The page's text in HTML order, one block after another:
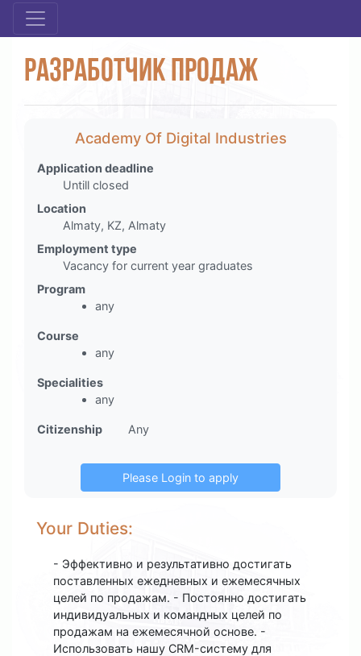
Разработчик продаж
Academy Of Digital Industries
Application deadline
Untill closed
Location
Almaty, KZ, Almaty
Employment type
Vacancy for current year graduates
Program
any
Course
any
Specialities
any
Citizenship Any
Your Duties:
- Эффективно и результативно достигать
поставленных ежедневных и ежемесячных
целей по продажам. - Постоянно достигать
индивидуальных и командных целей по
продажам на ежемесячной основе. -
Использовать нашу CRM-систему для